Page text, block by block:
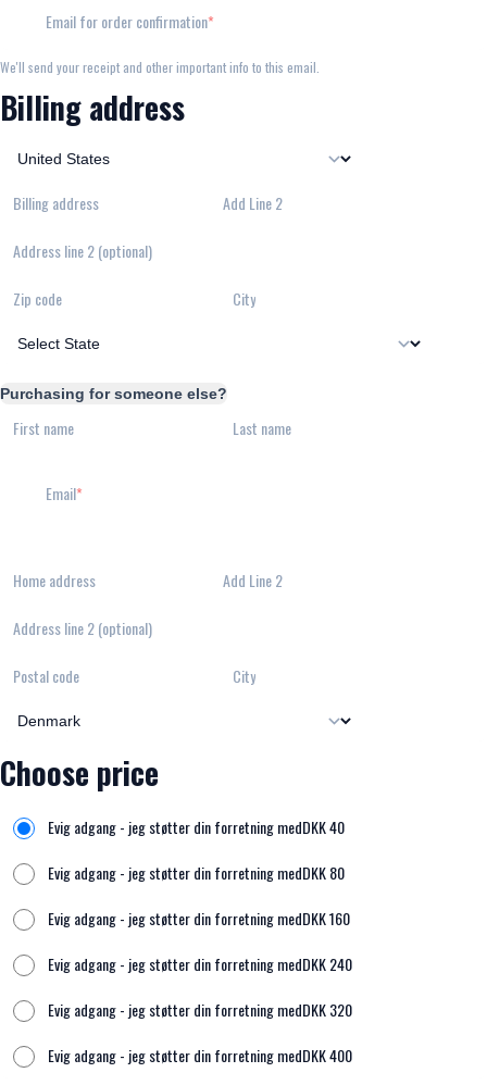
Email for order confirmation
We'll send your receipt and other important info to this email.
Billing address
Billing address Add Line 2
Address line 2 (optional)
Zip code City
Purchasing for someone else?
First name Last name
Email
Home address Add Line 2
Address line 2 (optional)
Postal code City
Choose price
Evig adgang - jeg støtter din forretning medDKK40
Evig adgang - jeg støtter din forretning medDKK80
Evig adgang - jeg støtter din forretning medDKK160
Evig adgang - jeg støtter din forretning medDKK240
Evig adgang - jeg støtter din forretning medDKK320
Evig adgang - jeg støtter din forretning medDKK400